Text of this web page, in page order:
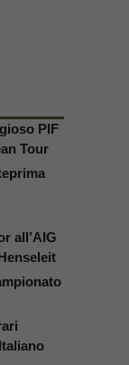
PIF
Tour
all’AIG